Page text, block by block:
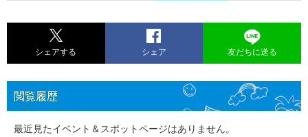
シェアする シェア 友だちに送る
閲覧履歴
最近見たイベント＆スポットページはありません。